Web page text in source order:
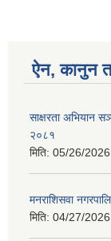
ऐन, कानुन
साक्षरता अभियान
२०८१
मिति: 05/26/
मनराशिसवा
मिति: 04/27/